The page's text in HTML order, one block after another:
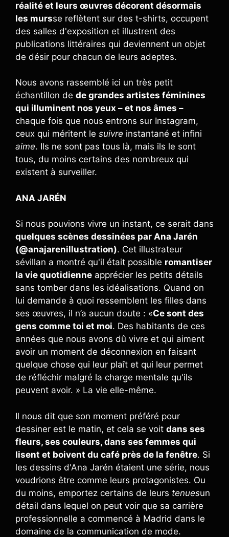
réalité et leurs œuvres décorent désormais
les mursse reflètent sur des t-shirts, occupent
des salles d'exposition et illustrent des
publications littéraires qui deviennent un objet
de désir pour chacun de leurs adeptes.
Nous avons rassemblé ici un très petit
échantillon de de grandes artistes féminines
qui illuminent nos yeux – et nos âmes –
chaque fois que nous entrons sur Instagram,
ceux qui méritent le suivre instantané et infini
aime. Ils ne sont pas tous là, mais ils le sont
tous, du moins certains des nombreux qui
existent à surveiller.
ANA JARÉN
Si nous pouvions vivre un instant, ce serait dans
quelques scènes dessinées par Ana Jarén
(@anajarenillustration). Cet illustrateur
sévillan a montré qu'il était possible romantiser
la vie quotidienne apprécier les petits détails
sans tomber dans les idéalisations. Quand on
lui demande à quoi ressemblent les filles dans
ses œuvres, il n’a aucun doute : «Ce sont des
gens comme toi et moi. Des habitants de ces
années que nous avons dû vivre et qui aiment
avoir un moment de déconnexion en faisant
quelque chose qui leur plaît et qui leur permet
de réfléchir malgré la charge mentale qu'ils
peuvent avoir. » La vie elle-même.
Il nous dit que son moment préféré pour
dessiner est le matin, et cela se voit dans ses
fleurs, ses couleurs, dans ses femmes qui
lisent et boivent du café près de la fenêtre. Si
les dessins d'Ana Jarén étaient une série, nous
voudrions être comme leurs protagonistes. Ou
du moins, emportez certains de leurs tenuesun
détail dans lequel on peut voir que sa carrière
professionnelle a commencé à Madrid dans le
domaine de la communication de mode.